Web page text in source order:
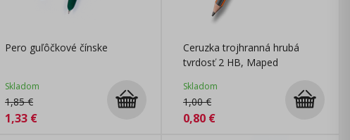
Pero guľôčkové čínske
Skladom
1,85€
1,33 €
Ceruzka trojhranná hrubá
tvrdosť 2 HB, Maped
Skladom
1,00€
0,80 €